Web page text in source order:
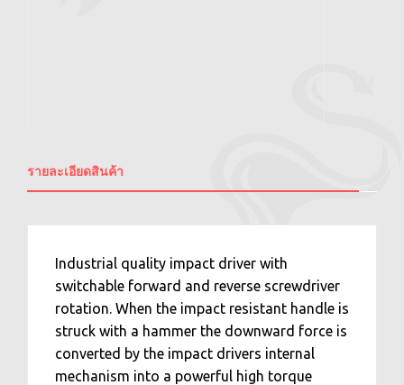
รายละเอียดสินค้า
Industrial quality impact driver with
switchable forward and reverse screwdriver
rotation. When the impact resistant handle is
struck with a hammer the downward force is
converted by the impact drivers internal
mechanism into a powerful high torque